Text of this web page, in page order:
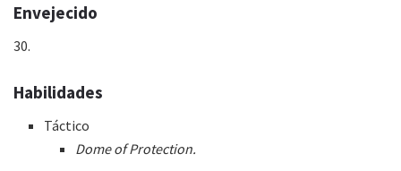
Envejecido
30.
Habilidades
Táctico
Dome of Protection.